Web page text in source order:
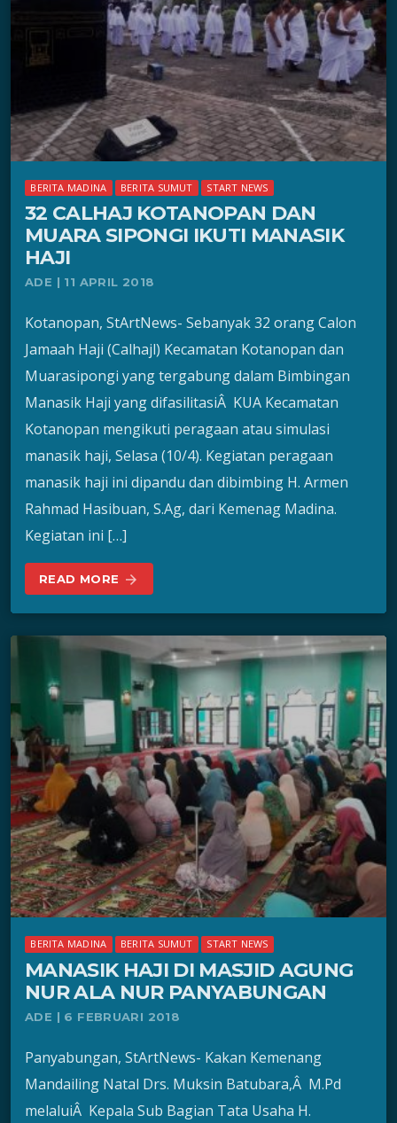
BERITA MADINA BERITA SUMUT START NEWS
32 CALHAJ KOTANOPAN DAN
MUARA SIPONGI IKUTI MANASIK
HAJI
ADE | 11 APRIL 2018
Kotanopan, StArtNews- Sebanyak 32 orang Calon
Jamaah Haji (Calhajl) Kecamatan Kotanopan dan
Muarasipongi yang tergabung dalam Bimbingan
Manasik Haji yang difasilitasiÂ KUA Kecamatan
Kotanopan mengikuti peragaan atau simulasi
manasik haji, Selasa (10/4). Kegiatan peragaan
manasik haji ini dipandu dan dibimbing H. Armen
Rahmad Hasibuan, S.Ag, dari Kemenag Madina.
Kegiatan ini […]
READ MORE arrow_forward
BERITA MADINA BERITA SUMUT START NEWS
MANASIK HAJI DI MASJID AGUNG
NUR ALA NUR PANYABUNGAN
ADE | 6 FEBRUARI 2018
Panyabungan, StArtNews- Kakan Kemenang
Mandailing Natal Drs. Muksin Batubara,Â M.Pd
melaluiÂ Kepala Sub Bagian Tata Usaha H.